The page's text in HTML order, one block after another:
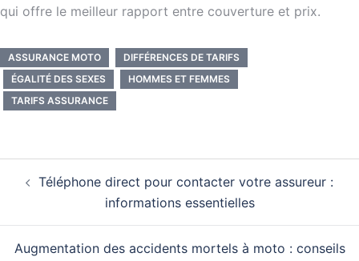
qui offre le meilleur rapport entre couverture et prix.
ASSURANCE MOTO
DIFFÉRENCES DE TARIFS
ÉGALITÉ DES SEXES
HOMMES ET FEMMES
TARIFS ASSURANCE
Téléphone direct pour contacter votre assureur :
informations essentielles
Augmentation des accidents mortels à moto : conseils